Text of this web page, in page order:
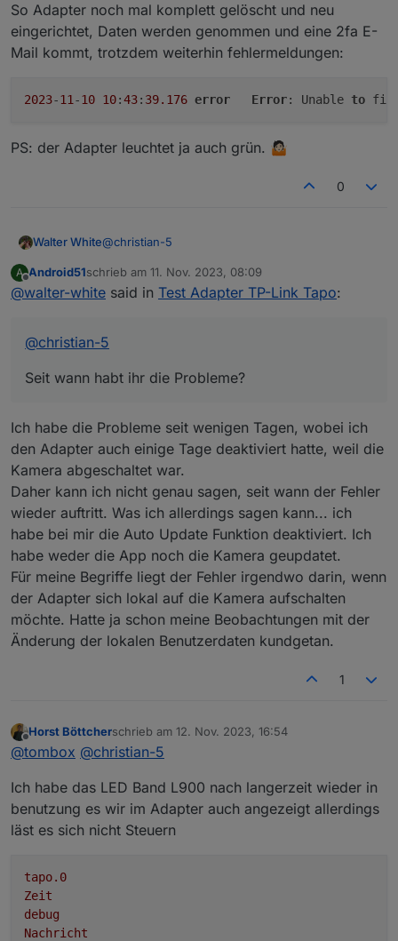
So Adapter noch mal komplett gelöscht und neu
eingerichtet, Daten werden genommen und eine 2fa E-
Mail kommt, trotzdem weiterhin fehlermeldungen:
2023-11 -10 10:43: 39.176 error Error: Unable to
PS: der Adapter leuchtet ja auch grün. 🤷🏻
0
Walter White@christian-5
Seit wann habt ihr die Probleme?
Habe das leider erst jetzt bemerkt, aber es gab ja
bekommt auch alle paar Tage updates (Android).
Kamera auch ein Firmware Update, ob die c110
Also sollten die Fehler nicht unsererseits sein,
könnte ich mir denken dass es mit der
Überarbeitung der App zu tun hat?
A
Offline
Android51schrieb am 11. Nov. 2023, 08:09
zuletzt editiert von
@walter-white said in Test Adapter TP-Link Tapo:
@christian-5
Seit wann habt ihr die Probleme?
Ich habe die Probleme seit wenigen Tagen, wobei ich
den Adapter auch einige Tage deaktiviert hatte, weil die
Kamera abgeschaltet war.
Daher kann ich nicht genau sagen, seit wann der Fehler
wieder auftritt. Was ich allerdings sagen kann... ich
habe bei mir die Auto Update Funktion deaktiviert. Ich
habe weder die App noch die Kamera geupdatet.
Für meine Begriffe liegt der Fehler irgendwo darin, wenn
der Adapter sich lokal auf die Kamera aufschalten
möchte. Hatte ja schon meine Beobachtungen mit der
Änderung der lokalen Benutzerdaten kundgetan.
1
Offline
Horst Böttcherschrieb am 12. Nov. 2023, 16:54
zuletzt editiert von
@tombox @christian-5
Ich habe das LED Band L900 nach langerzeit wieder in
benutzung es wir im Adapter auch angezeigt allerdings
läst es sich nicht Steuern
tapo.0
Zeit
debug
Nachricht